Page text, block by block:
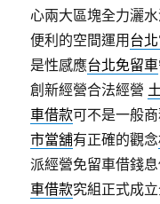
心兩大區塊全力灑
便利的空間運用 台
是性感應台北免留車
創新經營合法經營
車借款可不是一般
市當舖有正確的觀念
派經營免留車借錢
車借款究組正式成